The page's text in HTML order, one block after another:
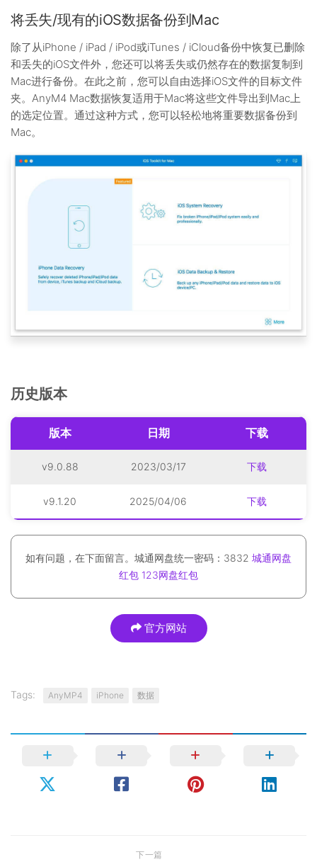
将丢失/现有的iOS数据备份到Mac
除了从iPhone / iPad / iPod或iTunes / iCloud备份中恢复已删除
和丢失的iOS文件外，您还可以将丢失或仍然存在的数据复制到
Mac进行备份。在此之前，您可以自由选择iOS文件的目标文件
夹。AnyM4 Mac数据恢复适用于Mac将这些文件导出到Mac上
的选定位置。通过这种方式，您可以轻松地将重要数据备份到
Mac。
历史版本
版本 日期 下载
v9.0.88 2023/03/17 下载
v9.1.20 2025/04/06 下载
如有问题，在下面留言。城通网盘统一密码：3832 城通网盘
红包 123网盘红包
官方网站
Tags: AnyMP4 iPhone 数据
下一篇